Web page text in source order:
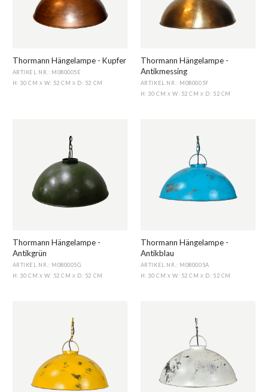
Thormann Hängelampe - Kupfer
ARTIKEL NR.: M080005E
H: 30 CM X W: 52 CM X D: 52 CM
Thormann Hängelampe -
Antikmessing
ARTIKEL NR.: M080005F
H: 30 CM X W: 52 CMX D: 52 CM
Thormann Hängelampe -
Antikgrün
ARTIKEL NR.: M080005G
H: 30 CM X W: 52 CM X D: 52 CM
Thormann Hängelampe -
Antikblau
ARTIKEL NR.: M080005A
H: 30 CM X W: 52 CMX D: 52 CM